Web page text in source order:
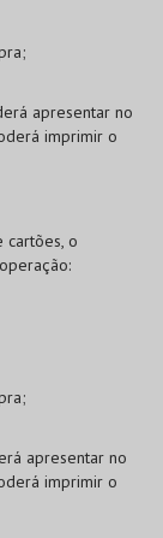
apresentar no
imprimir o
cartões, o
apresentar no
imprimir o